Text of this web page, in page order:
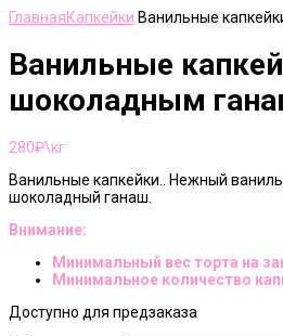
ГлавнаяКапкейки Ванильные
Ванильные
шоколадным
280₽\кг
Ванильные капкейки.. Нежный
шоколадный ганаш.
Внимание:
Минимальный вес торта на
Минимальное количество
Доступно для предзаказа